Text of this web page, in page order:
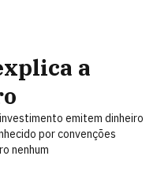
a
emitem dinheiro
por convenções
nenhum